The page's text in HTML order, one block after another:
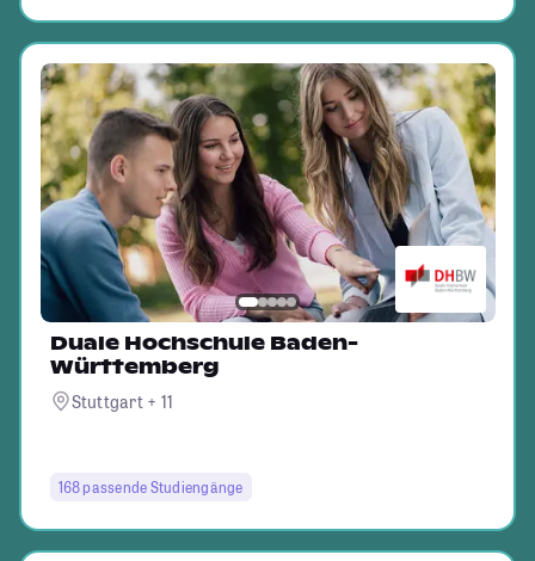
Duale Hochschule Baden-
Württemberg
Stuttgart + 11
168 passende Studiengänge